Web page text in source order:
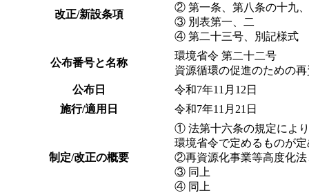
改正/新設条項
② 第一条、第八条の十九
③ 別表第一、二
④ 第二十三号、別記様式
公布番号と名称
環境省令 第二十二号
資源循環の促進のための
公布日
令和7年11月12日
施行/適用日
令和7年11月21日
制定/改正の概要
① 法第十六条の規定によ
環境省令で定めるものが
②再資源化事業等高度化
③ 同上
④ 同上